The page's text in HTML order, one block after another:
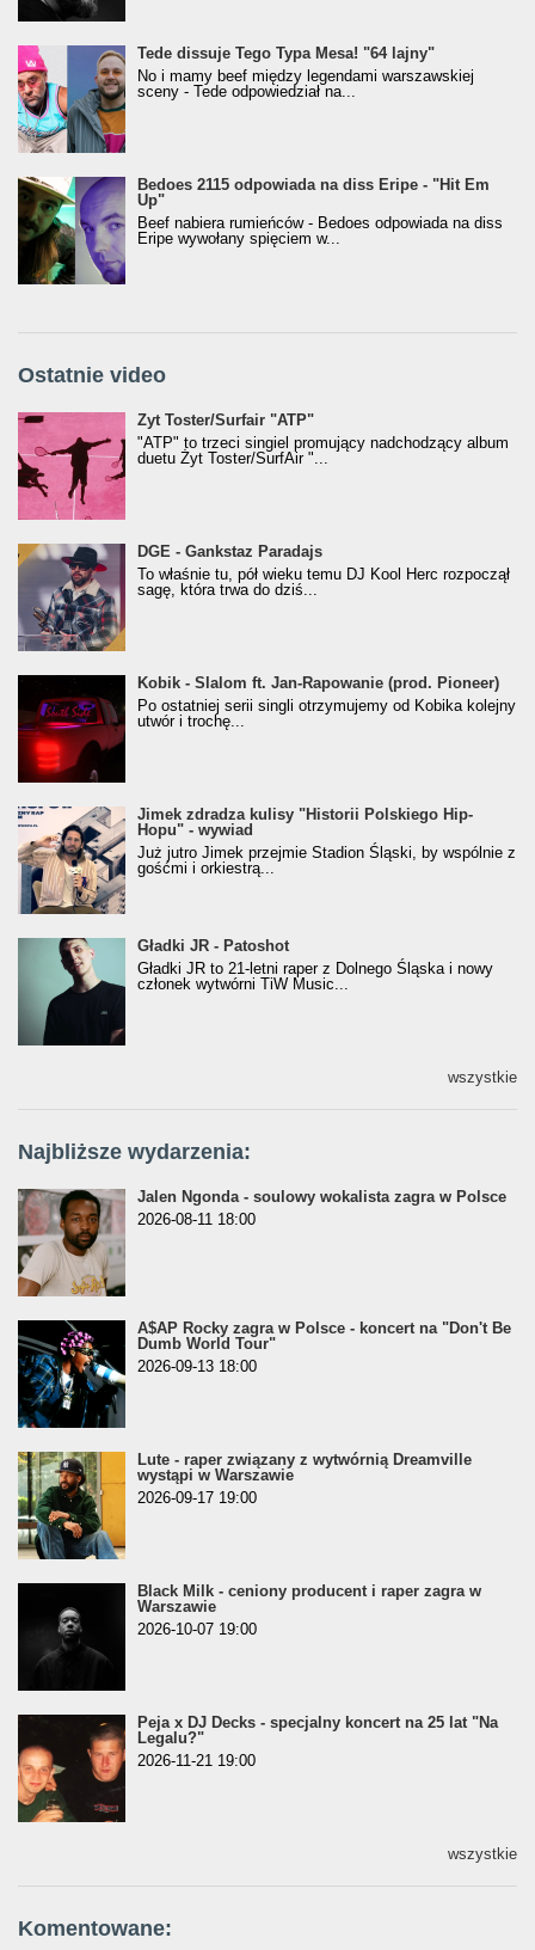
Tede dissuje Tego Typa Mesa! "64 lajny"
No i mamy beef między legendami warszawskiej
sceny - Tede odpowiedział na...
Bedoes 2115 odpowiada na diss Eripe - "Hit Em
Up"
Beef nabiera rumieńców - Bedoes odpowiada na diss
Eripe wywołany spięciem w...
Ostatnie video
Żyt Toster/SurfAir - ATP VIDEO
Żyt Toster/Surfair "ATP"
"ATP" to trzeci singiel promujący nadchodzący album
duetu Żyt Toster/SurfAir "...
donGURALesko z nagrodą za
Klasyczny/Trueschoolowy Album Roku
(Popkillery 2023)
DGE - Gankstaz Paradajs
To właśnie tu, pół wieku temu DJ Kool Herc rozpoczął
sagę, która trwa do dziś...
Kobik - Slalom ft. Jan-Rapowanie (prod. Pioneer)
[Official Music Visualiser]
Kobik - Slalom ft. Jan-Rapowanie (prod. Pioneer)
Po ostatniej serii singli otrzymujemy od Kobika kolejny
utwór i trochę...
Jimek zdradza kulisy "Historii Polskiego Hip-
Hopu" - wywiad
Jimek zdradza kulisy "Historii Polskiego Hip-
Hopu" - wywiad
Już jutro Jimek przejmie Stadion Śląski, by wspólnie z
gośćmi i orkiestrą...
Gładki JR - Patoshot
Gładki JR - Patoshot
Gładki JR to 21-letni raper z Dolnego Śląska i nowy
członek wytwórni TiW Music...
wszystkie
Najbliższe wydarzenia:
Jalen Ngonda - soulowy wokalista zagra w Polsce
2026-08-11 18:00
A$AP Rocky zagra w Polsce - koncert na "Don't Be
Dumb World Tour"
2026-09-13 18:00
Lute - raper związany z wytwórnią Dreamville
wystąpi w Warszawie
2026-09-17 19:00
Black Milk - ceniony producent i raper zagra w
Warszawie
2026-10-07 19:00
Peja x DJ Decks - specjalny koncert na 25 lat "Na
Legalu?"
2026-11-21 19:00
wszystkie
Komentowane: